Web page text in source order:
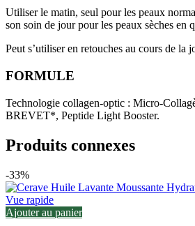
Utiliser le matin, seul pour les peaux
son soin de jour pour les peaux sèches en
Peut s’utiliser en retouches au cours de la
FORMULE
Technologie collagen-optic : Micro-
BREVET*, Peptide Light Booster.
Produits connexes
-33%
Vue rapide
Ajouter au panier